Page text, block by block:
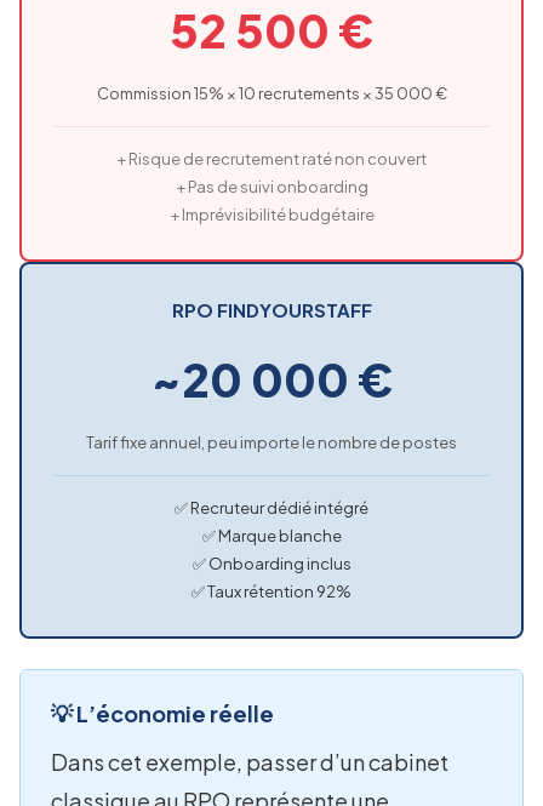
52 500 €
Commission 15% × 10 recrutements × 35 000 €
+ Risque de recrutement raté non couvert
+ Pas de suivi onboarding
+ Imprévisibilité budgétaire
RPO FINDYOURSTAFF
~20 000 €
Tarif fixe annuel, peu importe le nombre de postes
✅ Recruteur dédié intégré
✅ Marque blanche
✅ Onboarding inclus
✅ Taux rétention 92%
💡 L’économie réelle
Dans cet exemple, passer d’un cabinet